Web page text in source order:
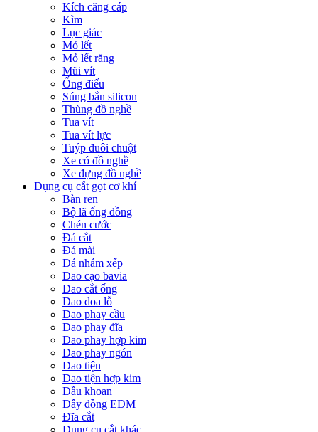
Kích căng cáp
Kìm
Lục giác
Mỏ lết
Mỏ lết răng
Mũi vít
Ống điếu
Súng bắn silicon
Thùng đồ nghề
Tua vít
Tua vít lực
Tuýp đuôi chuột
Xe có đồ nghề
Xe đựng đồ nghề
Dụng cụ cắt gọt cơ khí
Bàn ren
Bộ lã ống đồng
Chén cước
Đá cắt
Đá mài
Đá nhám xếp
Dao cạo bavia
Dao cắt ống
Dao doa lỗ
Dao phay cầu
Dao phay đĩa
Dao phay hợp kim
Dao phay ngón
Dao tiện
Dao tiện hợp kim
Đầu khoan
Dây đồng EDM
Đĩa cắt
Dụng cụ cắt khác